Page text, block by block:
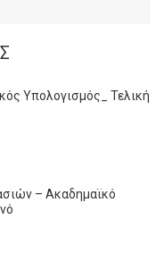
Υπολογισμός_ Τελική
– Ακαδημαϊκό